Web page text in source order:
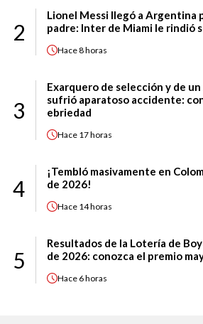
2
Lionel Messi llegó a Argentina
padre: Inter de Miami le rindió
Hace8 horas
3
Exarquero de selección y de
sufrió aparatoso accidente:
ebriedad
Hace 17 horas
4
¡Tembló masivamente en
de 2026!
Hace 14 horas
5
Resultados de la Lotería de
de 2026: conozca el premio
Hace 6 horas